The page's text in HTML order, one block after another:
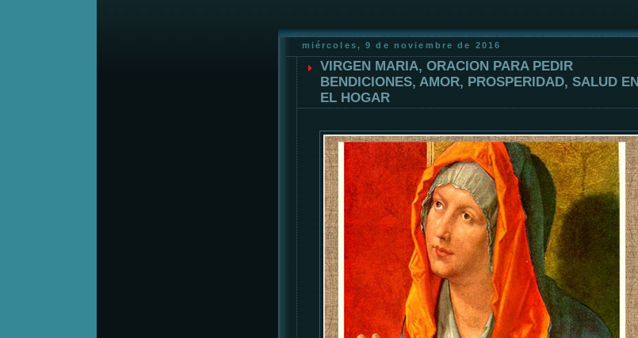
miércoles, 9 de noviembre de 2016
VIRGEN MARIA, ORACION PARA PEDIR
BENDICIONES, AMOR, PROSPERIDAD, SALUD EN
EL HOGAR